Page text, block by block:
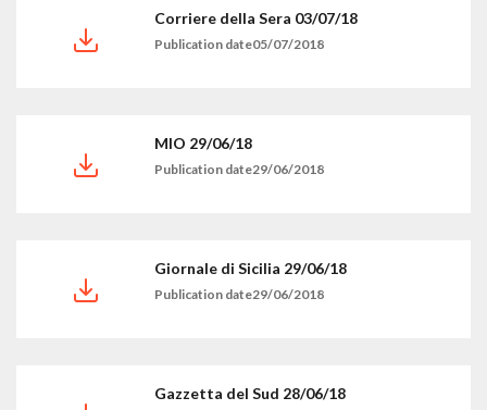
Corriere della Sera 03/07/18
Publication date05/07/2018
MIO 29/06/18
Publication date29/06/2018
Giornale di Sicilia 29/06/18
Publication date29/06/2018
Gazzetta del Sud 28/06/18